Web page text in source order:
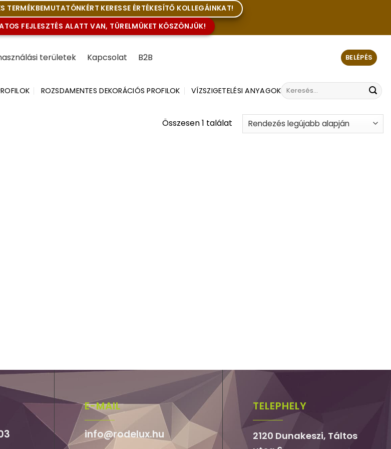
TERMÉKBEMUTATÓNKÉRT KERESSE ÉRTÉKESÍTŐ KOLLEGÁINKAT!
FEJLESZTÉS ALATT VAN, TÜRELMÜKET KÖSZÖNJÜK!
területek Kapcsolat B2B BELÉPÉS
ROZSDAMENTES DEKORÁCIÓS PROFILOK VÍZSZIGETELÉSI ANYAGOKKeresés
a
Összesen 1 találat
E-MAIL
info@rodelux.hu
TELEPHELY
2120 Dunakeszi, Táltos